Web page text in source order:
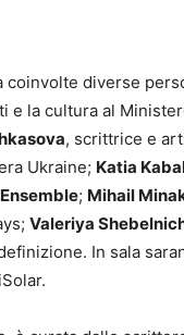
diverse
e la cultura al
, scrittrice e
Ukraine; Katia
; Mihail
Valeriya
In sala